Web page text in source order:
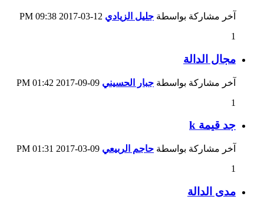
آخر مشاركة بواسطة جليل الزيادي
09:38 PM
1
مجال الدالة
آخر مشاركة بواسطة جبار الحسيني
01:42 PM
1
جد قيمة k
آخر مشاركة بواسطة حاجم الربيعي
01:31 PM
1
مدى الدالة